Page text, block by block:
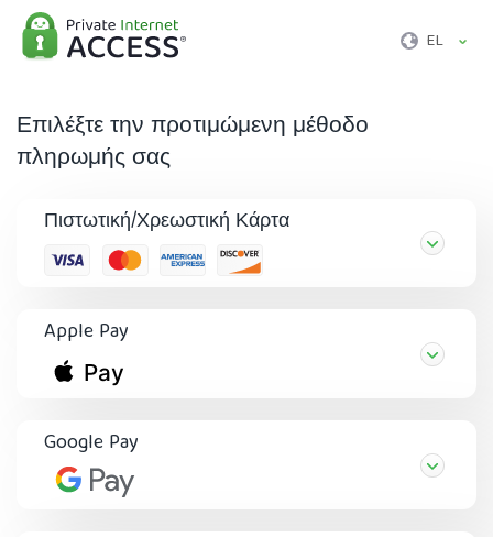
EL
Επιλέξτε την προτιμώμενη μέθοδο
πληρωμής σας
Πιστωτική/Χρεωστική Κάρτα
Apple Pay
Google Pay